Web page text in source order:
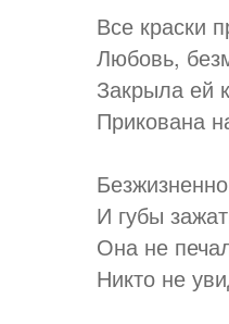
Все краски
Любовь,
Закрыла ей
Прикована
И губы
Она не
Никто не